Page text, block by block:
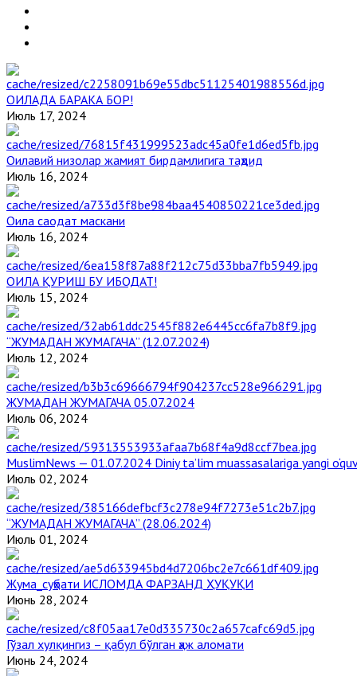
ОИЛАДА БАРАКА БОР!
Июль 17, 2024
Оилавий низолар жамият бирдамлигига таҳдид
Июль 16, 2024
Оила саодат маскани
Июль 16, 2024
ОИЛА ҚУРИШ БУ ИБОДАТ!
Июль 15, 2024
“ЖУМАДАН ЖУМАГАЧА” (12.07.2024)
Июль 12, 2024
ЖУМАДАН ЖУМАГАЧА 05.07.2024
Июль 06, 2024
MuslimNews — 01.07.2024 Diniy ta’lim muassasalariga yangi
Июль 02, 2024
“ЖУМАДАН ЖУМАГАЧА” (28.06.2024)
Июль 01, 2024
Жума_суҳбати ИСЛОМДА ФАРЗАНД ҲУҚУҚИ
Июнь 28, 2024
Гўзал хулқингиз – қабул бўлган ҳаж аломати
Июнь 24, 2024